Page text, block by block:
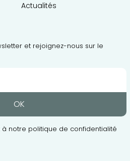
Actualités
et rejoignez-nous sur le
OK
à notre politique de confidentialité